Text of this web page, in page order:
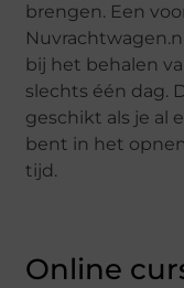
brengen. Een
bij het behalen
slechts één dag.
geschikt als je al
bent in het
tijd.
Online